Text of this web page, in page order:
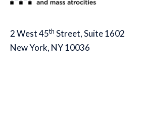
2 West 45th Street, Suite 1602
New York, NY 10036